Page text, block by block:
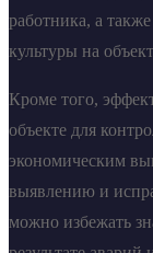
работника, а
культуры на
Кроме того,
объекте для
экономическим
выявлению и
можно избежать